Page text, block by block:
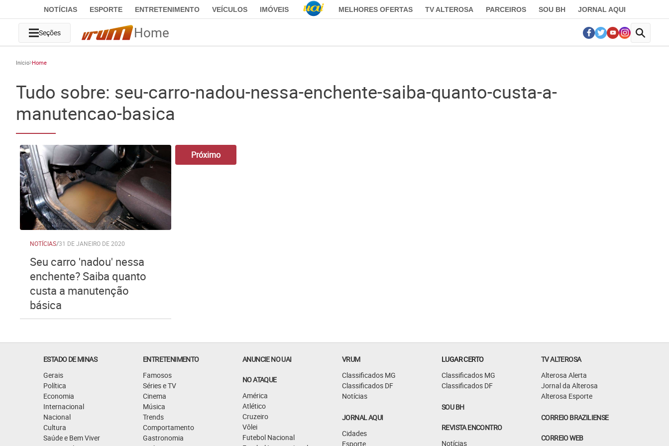
NOTÍCIAS ESPORTE ENTRETENIMENTO VEÍCULOS IMÓVEIS MELHORES OFERTAS TV ALTEROSA PARCEIROS SOU BH JORNAL AQUI
Seções Home
Início Home
Tudo sobre: seu-carro-nadou-nessa-enchente-saiba-quanto-custa-a-
manutencao-basica
NOTÍCIAS/31 DE JANEIRO DE 2020
Seu carro 'nadou' nessa
enchente? Saiba quanto
custa a manutenção
básica
Próximo
ESTADO DE MINAS
Gerais
Política
Economia
Internacional
Nacional
Cultura
Saúde e Bem Viver
ENTRETENIMENTO
Famosos
Séries e TV
Cinema
Música
Trends
Comportamento
Gastronomia
ANUNCIE NO UAI
NO ATAQUE
América
Atlético
Cruzeiro
Vôlei
Futebol Nacional
VRUM
Classificados MG
Classificados DF
Notícias
JORNAL AQUI
Cidades
Esporte
LUGAR CERTO
Classificados MG
Classificados DF
SOU BH
REVISTA ENCONTRO
Notícias
TV ALTEROSA
Alterosa Alerta
Jornal da Alterosa
Alterosa Esporte
CORREIO BRAZILIENSE
CORREIO WEB